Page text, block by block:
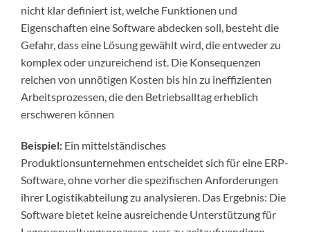
nicht klar definiert ist, welche Funktionen und
Eigenschaften eine Software abdecken soll, besteht die
Gefahr, dass eine Lösung gewählt wird, die entweder zu
komplex oder unzureichend ist. Die Konsequenzen
reichen von unnötigen Kosten bis hin zu ineffizienten
Arbeitsprozessen, die den Betriebsalltag erheblich
erschweren können
Beispiel: Ein mittelständisches
Produktionsunternehmen entscheidet sich für eine ERP-
Software, ohne vorher die spezifischen Anforderungen
ihrer Logistikabteilung zu analysieren. Das Ergebnis: Die
Software bietet keine ausreichende Unterstützung für